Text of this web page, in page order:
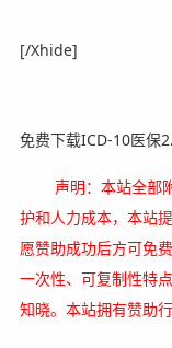
[/Xhide]
免费下载ICD-10医保
声明：本站全部
护和人力成本，本站
愿赞助成功后方可免
一次性、可复制性特
知晓。本站拥有赞助